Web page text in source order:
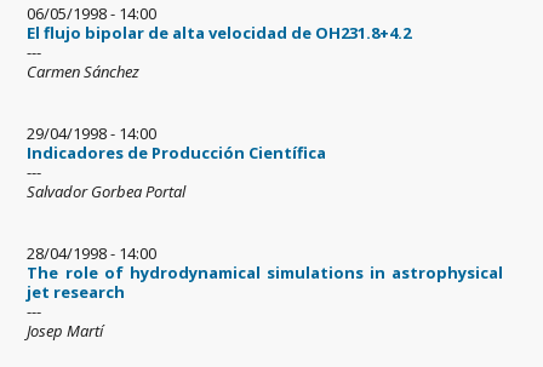
06/05/1998 - 14:00
El flujo bipolar de alta velocidad de OH231.8+4.2
---
Carmen Sánchez
29/04/1998 - 14:00
Indicadores de Producción Científica
---
Salvador Gorbea Portal
28/04/1998 - 14:00
The role of hydrodynamical simulations in astrophysical
jet research
---
Josep Martí